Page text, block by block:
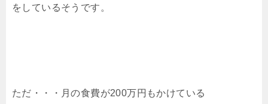
をしているそうです。
ただ・・・月の食費が200万円もかけている